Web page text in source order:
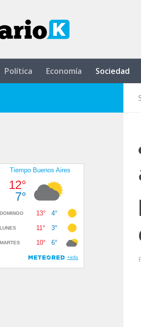
Política Economía Sociedad